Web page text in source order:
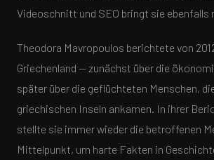
Videoschnitt und SEO bringt sie ebenfalls
Theodora Mavropoulos berichtete von
Griechenland — zunächst über die
später über die geflüchteten Menschen,
griechischen Inseln ankamen. In ihrer
stellte sie immer wieder die betroffenen
Mittelpunkt, um harte Fakten in